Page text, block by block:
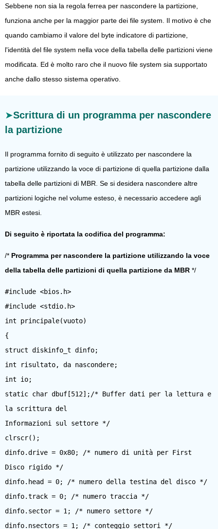
Sebbene non sia la regola ferrea per nascondere la partizione,
funziona anche per la maggior parte dei file system. Il motivo è che
quando cambiamo il valore del byte indicatore di partizione,
l'identità del file system nella voce della tabella delle partizioni viene
modificata. Ed è molto raro che il nuovo file system sia supportato
anche dallo stesso sistema operativo.
Scrittura di un programma per nascondere
la partizione
Il programma fornito di seguito è utilizzato per nascondere la
partizione utilizzando la voce di partizione di quella partizione dalla
tabella delle partizioni di MBR. Se si desidera nascondere altre
partizioni logiche nel volume esteso, è necessario accedere agli
MBR estesi.
Di seguito è riportata la codifica del programma:
/* Programma per nascondere la partizione utilizzando la voce
della tabella delle partizioni di quella partizione da MBR */
#include <bios.h>
#include <stdio.h>
int principale(vuoto)
{
struct diskinfo_t dinfo;
int risultato, da nascondere;
int io;
static char dbuf[512];/* Buffer dati per la lettura e
la scrittura del
Informazioni sul settore */
clrscr();
dinfo.drive = 0x80; /* numero di unità per First
Disco rigido */
dinfo.head = 0; /* numero della testina del disco */
dinfo.track = 0; /* numero traccia */
dinfo.sector = 1; /* numero settore */
dinfo.nsectors = 1; /* conteggio settori */